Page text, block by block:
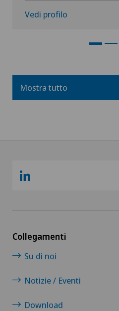
Vedi profilo
Mostra tutto
Collegamenti
Su di noi
Notizie / Eventi
Download